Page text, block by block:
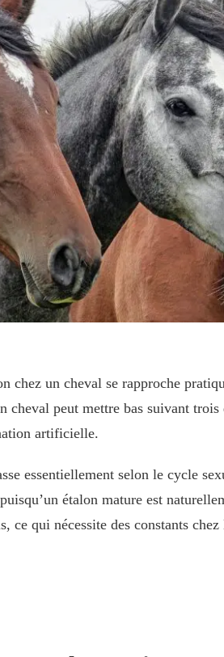
chez un cheval se rapproche
cheval peut mettre bas suivant
artificielle.
essentiellement selon le cycle
étalon mature est
ce qui nécessite des constants